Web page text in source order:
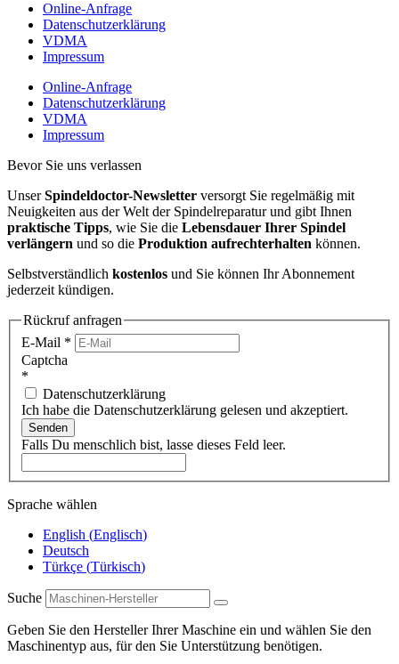
Online-Anfrage
Datenschutzerklärung
VDMA
Impressum
Online-Anfrage
Datenschutzerklärung
VDMA
Impressum
Bevor Sie uns verlassen
UnserSpindeldoctor-Newsletter versorgt Sie regelmäßig mit
Neuigkeiten aus der Welt der Spindelreparatur und gibt Ihnen
praktische Tipps, wie Sie die Lebensdauer Ihrer Spindel
verlängern und so die Produktion aufrechterhalten können.
Selbstverständlich kostenlos und Sie können Ihr Abonnement
jederzeit kündigen.
Rückruf anfragen
E-Mail *
Captcha
*
Datenschutzerklärung
Ich habe die Datenschutzerklärung gelesen und akzeptiert.
Senden
Falls Du menschlich bist, lasse dieses Feld leer.
Sprache wählen
English (Englisch)
Deutsch
Türkçe (Türkisch)
Suche
Geben Sie den Hersteller Ihrer Maschine ein und wählen Sie den
Maschinentyp aus, für den Sie Unterstützung benötigen.